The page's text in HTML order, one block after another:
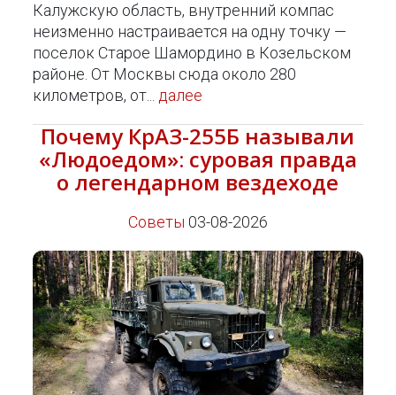
Калужскую область, внутренний компас
неизменно настраивается на одну точку —
поселок Старое Шамордино в Козельском
районе. От Москвы сюда около 280
километров, от... далее
Почему КрАЗ-255Б называли
«Людоедом»: суровая правда
о легендарном вездеходе
Советы 03-08-2026